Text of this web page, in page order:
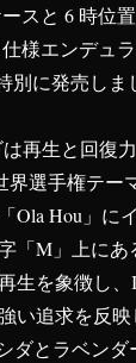
スと 6 時位
様エンデュ
に発売しま
再生と回復
界選手権テー
Ola Hou」に
「M」上に
生を象徴し、
い追求を反映
ダとラベンダ